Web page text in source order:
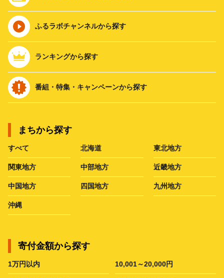
ふるラボチャンネルから探す
ランキングから探す
番組・特集・キャンペーンから探す
まちから探す
すべて 北海道 東北地方
関東地方 中部地方 近畿地方
中国地方 四国地方 九州地方
沖縄
寄付金額から探す
1万円以内 10,001～20,000円